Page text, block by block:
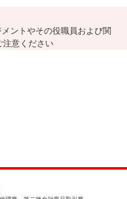
ントやその役職員および関
注意ください